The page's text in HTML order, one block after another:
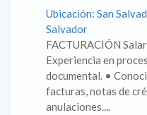
Ubicación: San
Salvador
FACTURACIÓN
Experiencia en
documental. •
facturas, notas de
anulaciones....